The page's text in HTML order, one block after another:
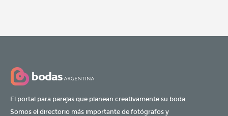
El portal para parejas que planean creativamente su boda.
Somos el directorio más importante de fotógrafos y